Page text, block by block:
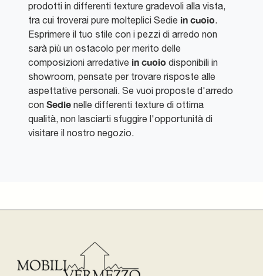
prodotti in differenti texture gradevoli alla vista,
tra cui troverai pure molteplici Sedie in cuoio.
Esprimere il tuo stile con i pezzi di arredo non
sarà più un ostacolo per merito delle
composizioni arredative in cuoio disponibili in
showroom, pensate per trovare risposte alle
aspettative personali. Se vuoi proposte d'arredo
con Sedie nelle differenti texture di ottima
qualità, non lasciarti sfuggire l'opportunità di
visitare il nostro negozio.